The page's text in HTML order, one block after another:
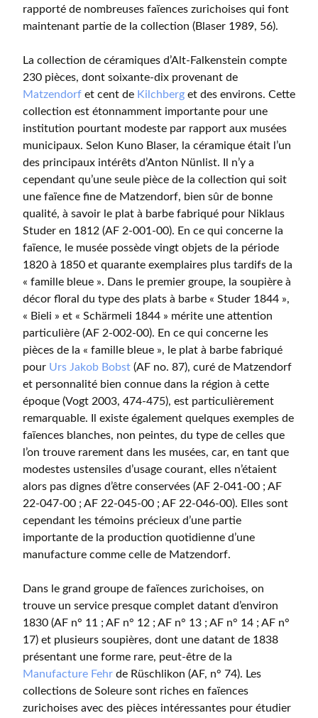
rapporté de nombreuses faïences zurichoises qui font
maintenant partie de la collection (Blaser 1989, 56).
La collection de céramiques d’Alt-Falkenstein compte
230 pièces, dont soixante-dix provenant de
Matzendorf et cent de Kilchberg et des environs. Cette
collection est étonnamment importante pour une
institution pourtant modeste par rapport aux musées
municipaux. Selon Kuno Blaser, la céramique était l’un
des principaux intérêts d’Anton Nünlist. Il n’y a
cependant qu’une seule pièce de la collection qui soit
une faïence fine de Matzendorf, bien sûr de bonne
qualité, à savoir le plat à barbe fabriqué pour Niklaus
Studer en 1812 (AF 2-001-00). En ce qui concerne la
faïence, le musée possède vingt objets de la période
1820 à 1850 et quarante exemplaires plus tardifs de la
« famille bleue ». Dans le premier groupe, la soupière à
décor floral du type des plats à barbe « Studer 1844 »,
« Bieli » et « Schärmeli 1844 » mérite une attention
particulière (AF 2-002-00). En ce qui concerne les
pièces de la « famille bleue », le plat à barbe fabriqué
pour Urs Jakob Bobst (AF no. 87), curé de Matzendorf
et personnalité bien connue dans la région à cette
époque (Vogt 2003, 474-475), est particulièrement
remarquable. Il existe également quelques exemples de
faïences blanches, non peintes, du type de celles que
l’on trouve rarement dans les musées, car, en tant que
modestes ustensiles d’usage courant, elles n’étaient
alors pas dignes d’être conservées (AF 2-041-00 ; AF
22-047-00 ; AF 22-045-00 ; AF 22-046-00). Elles sont
cependant les témoins précieux d’une partie
importante de la production quotidienne d’une
manufacture comme celle de Matzendorf.
Dans le grand groupe de faïences zurichoises, on
trouve un service presque complet datant d’environ
1830 (AF n° 11 ; AF n° 12 ; AF n° 13 ; AF n° 14 ; AF n°
17) et plusieurs soupières, dont une datant de 1838
présentant une forme rare, peut-être de la
Manufacture Fehr de Rüschlikon (AF, n° 74). Les
collections de Soleure sont riches en faïences
zurichoises avec des pièces intéressantes pour étudier